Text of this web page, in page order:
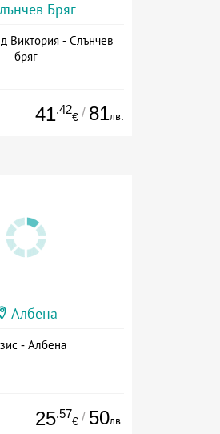
Бряг
Виктория - Слънчев
бряг
41.42
€ / 81лв.
Албена
- Албена
25.57
€ / 50лв.